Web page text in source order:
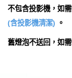
不包含投影機，如
(含投影機清潔) 。
舊燈泡不送回，如